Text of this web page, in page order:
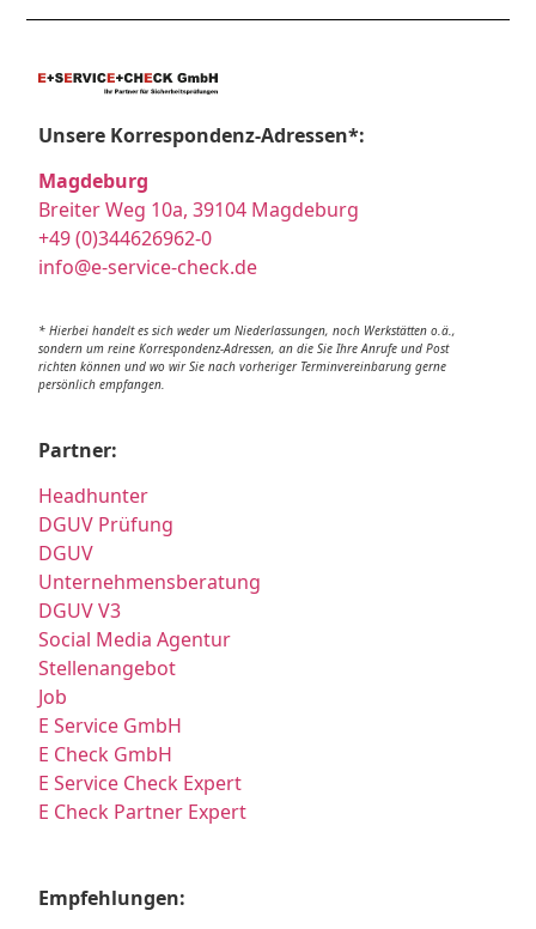
Unsere Korrespondenz-Adressen*:
Magdeburg
Breiter Weg 10a, 39104 Magdeburg
+49 (0)344626962-0
info@e-service-check.de
* Hierbei handelt es sich weder um Niederlassungen, noch Werkstätten o.ä.,
sondern um reine Korrespondenz-Adressen, an die Sie Ihre Anrufe und Post
richten können und wo wir Sie nach vorheriger Terminvereinbarung gerne
persönlich empfangen.
Partner:
Headhunter
DGUV Prüfung
DGUV
Unternehmensberatung
DGUV V3
Social Media Agentur
Stellenangebot
Job
E Service GmbH
E Check GmbH
E Service Check Expert
E Check Partner Expert
Empfehlungen: